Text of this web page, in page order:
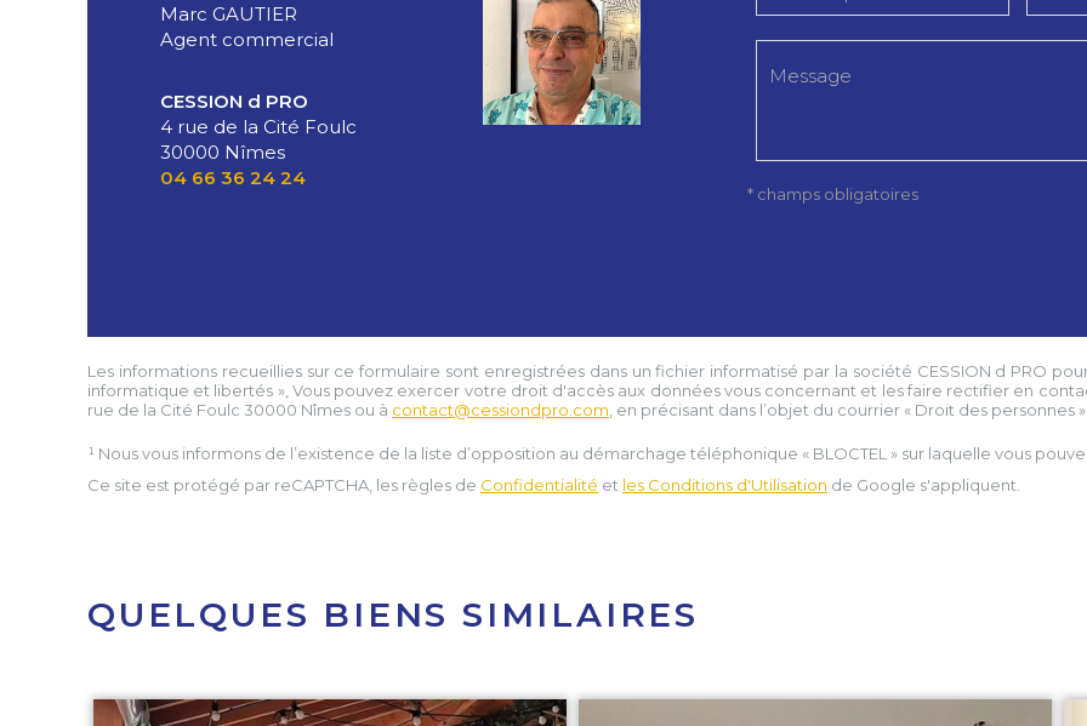
Marc GAUTIER
Agent commercial
CESSION d PRO
4 rue de la Cité Foulc
30000 Nîmes
04 66 36 24 24
* champs obligatoires
Les informations recueillies sur ce formulaire sont enregistrées dans un fichier informatisé par la société CESSION d PRO
informatique et libertés », Vous pouvez exercer votre droit d'accès aux données vous concernant et les faire rectifier en
rue de la Cité Foulc 30000 Nîmes ou à contact@cessiondpro.com , en précisant dans l’objet du courrier « Droit des
¹ Nous vous informons de l’existence de la liste d’opposition au démarchage téléphonique « BLOCTEL » sur laquelle vous
Ce site est protégé par reCAPTCHA, les règles de Confidentialité et les Conditions d'Utilisation de Google s'appliquent.
QUELQUES BIENS SIMILAIRES